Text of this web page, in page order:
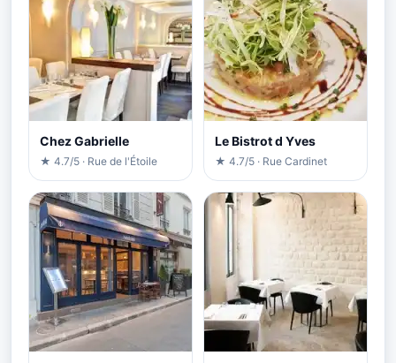
Chez Gabrielle
★ 4.7/5 · Rue de l'Étoile
Le Bistrot d Yves
★ 4.7/5 · Rue Cardinet